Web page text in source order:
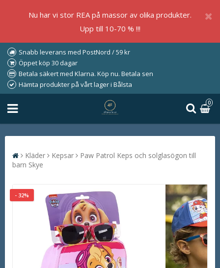
Nu har vi stor REA på massor av olika produkter.
Upp till 10-70 % !!!
Snabb leverans med PostNord / 59 kr
Öppet köp 30 dagar
Betala säkert med Klarna. Köp nu. Betala sen
Hämta produkter på vårt lager i Bålsta
0
Kläder Kepsar
Paw Patrol Keps och solglasögon till
barn Skye
- 32%